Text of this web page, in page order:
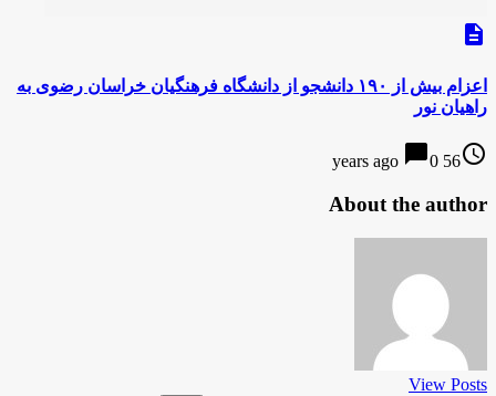
description
اعزام بیش از ۱۹۰ دانشجو از دانشگاه فرهنگیان خراسان رضوی به
راهیان نور
access_time
56 years ago
chat_bubble0
About the author
View Posts